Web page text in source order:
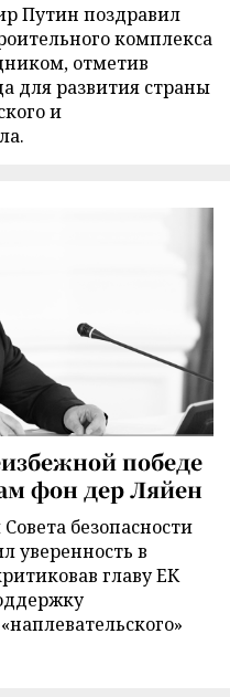
Путин поздравил
комплекса
отметив
для развития страны
и
победе
фон дер Ляйен
безопасности
уверенность в
главу ЕК